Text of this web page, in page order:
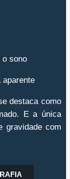
o sono
aparente
destaca como
E a única
gravidade com